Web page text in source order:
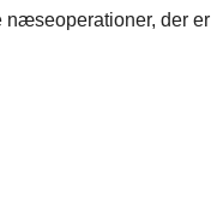
næseoperationer, der er